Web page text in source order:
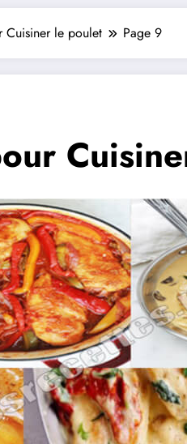
Cuisiner le poulet Page 9